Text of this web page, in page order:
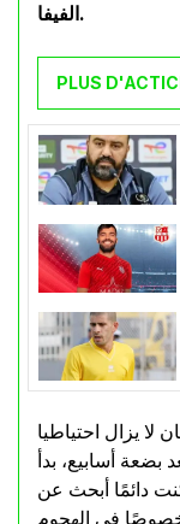
الفيفا.
PLUS
لا يزال احتياطيا
بضعة أسابيع، بدأ
دائمًا أبحث عن